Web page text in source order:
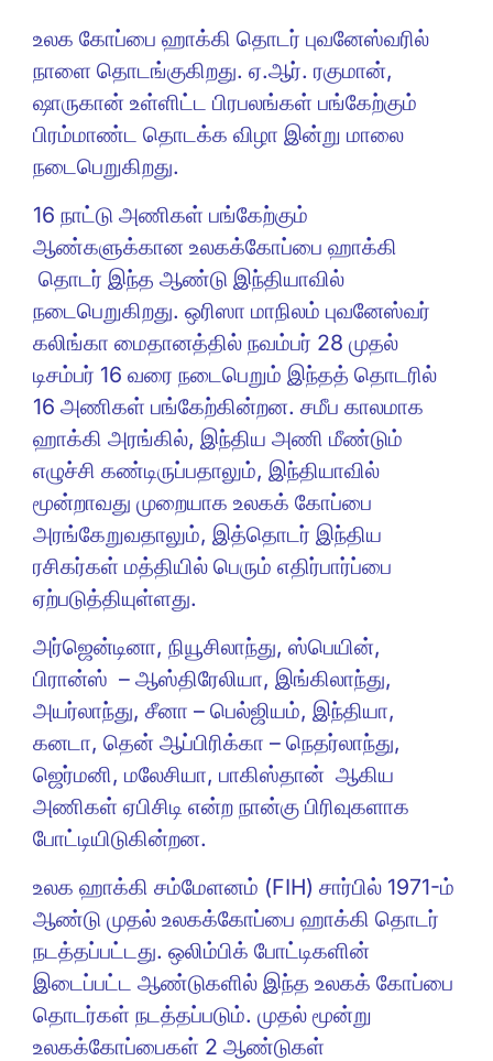
உலக கோப்பை ஹாக்கி தொடர் புவனேஸ்வரில்
நாளை தொடங்குகிறது. ஏ.ஆர். ரகுமான்,
ஷாருகான் உள்ளிட்ட பிரபலங்கள் பங்கேற்கும்
பிரம்மாண்ட தொடக்க விழா இன்று மாலை
நடைபெறுகிறது.
16 நாட்டு அணிகள் பங்கேற்கும்
ஆண்களுக்கான உலகக்கோப்பை ஹாக்கி
தொடர் இந்த ஆண்டு இந்தியாவில்
நடைபெறுகிறது. ஒரிஸா மாநிலம் புவனேஸ்வர்
கலிங்கா மைதானத்தில் நவம்பர் 28 முதல்
டிசம்பர் 16 வரை நடைபெறும் இந்தத் தொடரில்
16 அணிகள் பங்கேற்கின்றன. சமீப காலமாக
ஹாக்கி அரங்கில், இந்திய அணி மீண்டும்
எழுச்சி கண்டிருப்பதாலும், இந்தியாவில்
மூன்றாவது முறையாக உலகக் கோப்பை
அரங்கேறுவதாலும், இத்தொடர் இந்திய
ரசிகர்கள் மத்தியில் பெரும் எதிர்பார்ப்பை
ஏற்படுத்தியுள்ளது.
அர்ஜென்டினா, நியூசிலாந்து, ஸ்பெயின்,
பிரான்ஸ் – ஆஸ்திரேலியா, இங்கிலாந்து,
அயர்லாந்து, சீனா – பெல்ஜியம், இந்தியா,
கனடா, தென் ஆப்பிரிக்கா – நெதர்லாந்து,
ஜெர்மனி, மலேசியா, பாகிஸ்தான் ஆகிய
அணிகள் ஏபிசிடி என்ற நான்கு பிரிவுகளாக
போட்டியிடுகின்றன.
உலக ஹாக்கி சம்மேளனம் (FIH) சார்பில் 1971-ம்
ஆண்டு முதல் உலகக்கோப்பை ஹாக்கி தொடர்
நடத்தப்பட்டது. ஒலிம்பிக் போட்டிகளின்
இடைப்பட்ட ஆண்டுகளில் இந்த உலகக் கோப்பை
தொடர்கள் நடத்தப்படும். முதல் மூன்று
உலகக்கோப்பைகள் 2 ஆண்டுகள்